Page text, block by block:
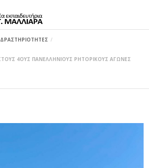
4ΟΥΣ ΠΑΝΕΛΛΗΝΙΟΥΣ ΡΗΤΟΡΙΚΟΥΣ ΑΓΩΝΕΣ